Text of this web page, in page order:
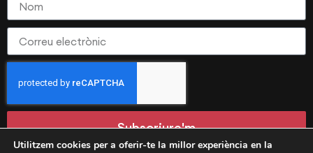
Subscriure'm
Utilitzem cookies per a oferir-te la millor experiència en la